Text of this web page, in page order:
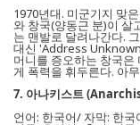
1970년대. 미군기지 맞
와 창국(양동근 분)이 살
는 맨발로 달려나간다.
대신 'Address
머니를 증오하는 창국은
게 폭력을 휘두른다. 아
7. 아나키스트
언어: 한국어/ 자막: 한